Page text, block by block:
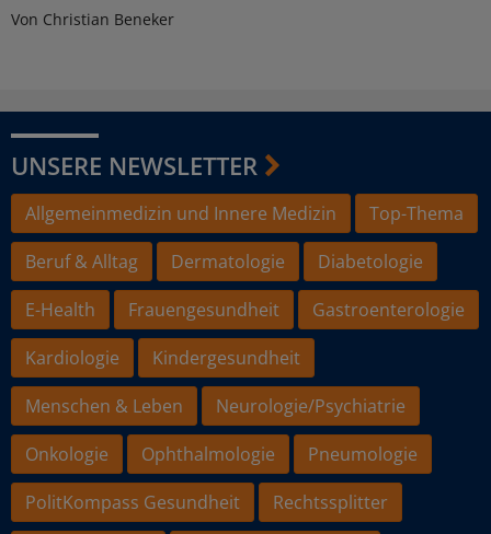
Von Christian Beneker
UNSERE NEWSLETTER
Allgemeinmedizin und Innere Medizin
Top-Thema
Beruf & Alltag
Dermatologie
Diabetologie
E-Health
Frauengesundheit
Gastroenterologie
Kardiologie
Kindergesundheit
Menschen & Leben
Neurologie/Psychiatrie
Onkologie
Ophthalmologie
Pneumologie
PolitKompass Gesundheit
Rechtssplitter